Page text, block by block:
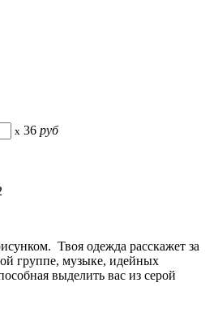
x 36 руб
Твоя одежда расскажет за
группе, музыке, идейных
выделить вас из серой